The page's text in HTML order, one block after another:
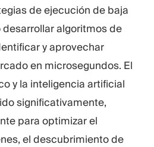
de ejecución de baja
algoritmos de
y aprovechar
en microsegundos. El
y la inteligencia artificial
significativamente,
para optimizar el
el descubrimiento de